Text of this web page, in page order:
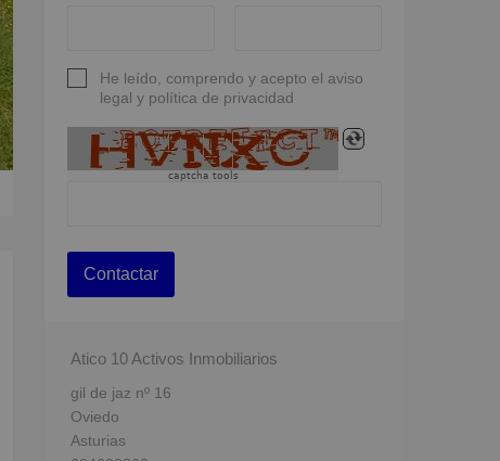
He leído, comprendo y acepto el aviso
legal y política de privacidad
captcha tools
Contactar
Atico 10 Activos Inmobiliarios
gil de jaz nº 16
Oviedo
Asturias